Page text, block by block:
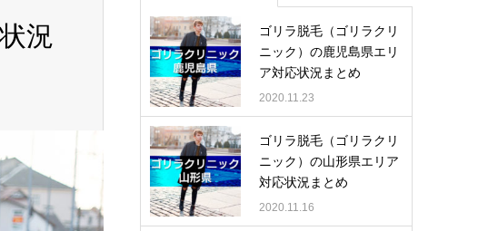
況
ゴリラ脱毛（ゴリラクリ
ニック）の鹿児島県エリ
ア対応状況まとめ
2020.11.23
ゴリラ脱毛（ゴリラクリ
ニック）の山形県エリア
対応状況まとめ
2020.11.16